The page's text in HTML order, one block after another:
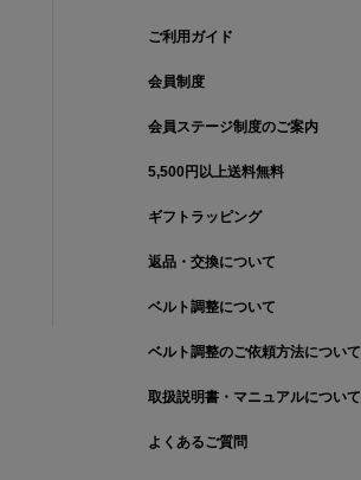
ご利用ガイド
会員制度
会員ステージ制度のご案内
5,500円以上送料無料
ギフトラッピング
返品・交換について
ベルト調整について
ベルト調整のご依頼方法について
取扱説明書・マニュアルについて
よくあるご質問